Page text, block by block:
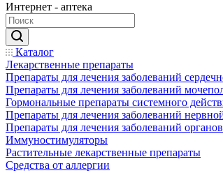
Интернет - аптека
Каталог
Лекарственные препараты
Препараты для лечения заболеваний
Препараты для лечения заболеваний
Гормональные препараты системного
Препараты для лечения заболеваний
Препараты для лечения заболеваний
Иммуностимуляторы
Растительные лекарственные препараты
Средства от аллергии